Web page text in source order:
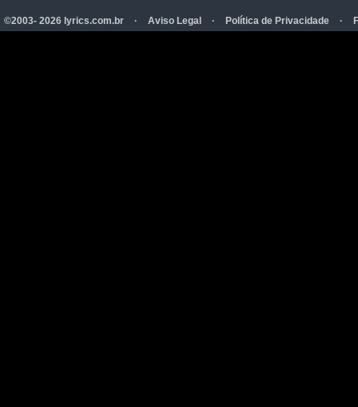
©2003- 2026 lyrics.com.br · Aviso Legal · Política de Privacidade ·